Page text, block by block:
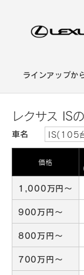
ラインアップか
レクサス IS
車名 IS(105
価格
1,000万円～
900万円～
800万円～
700万円～